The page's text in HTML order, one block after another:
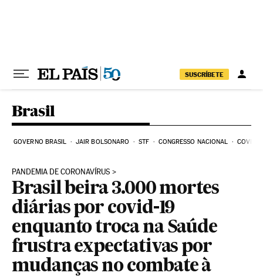
SUSCRÍBETE
Brasil
GOVERNO BRASIL JAIR BOLSONARO STF CONGRESSO NACIONAL COVID-
PANDEMIA DE CORONAVÍRUS
Brasil beira 3.000 mortes
diárias por covid-19
enquanto troca na Saúde
frustra expectativas por
mudanças no combate à